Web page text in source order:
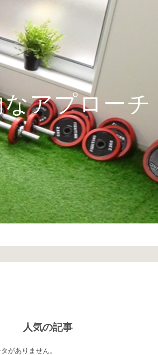
アプローチ
人気の記事
がありません。